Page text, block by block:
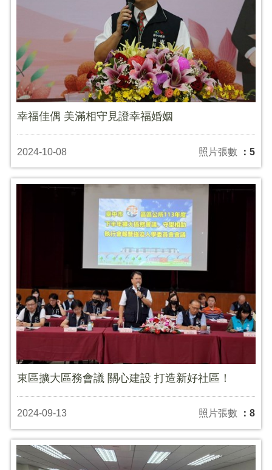
幸福佳偶 美滿相守見證幸福婚姻
2024-10-08 照片張數 ：5
東區擴大區務會議 關心建設 打造新好社區！
2024-09-13 照片張數 ：8